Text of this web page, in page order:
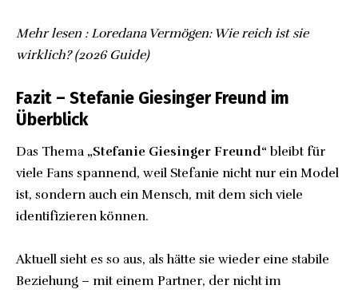
Mehr lesen :Loredana Vermögen: Wie reich ist sie
wirklich? (2026 Guide)
Fazit – Stefanie Giesinger Freund im
Überblick
Das Thema „Stefanie Giesinger Freund“ bleibt für
viele Fans spannend, weil Stefanie nicht nur ein Model
ist, sondern auch ein Mensch, mit dem sich viele
identifizieren können.
Aktuell sieht es so aus, als hätte sie wieder eine stabile
Beziehung – mit einem Partner, der nicht im